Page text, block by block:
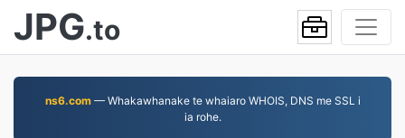
JPG.to
ns6.com— Whakawhanake te whaiaro WHOIS, DNS me SSL i
ia rohe.